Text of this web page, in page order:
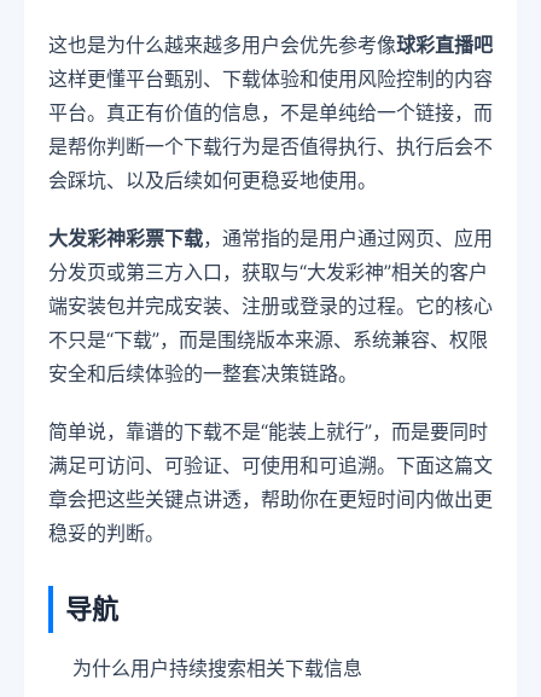
这也是为什么越来越多用户会优先参考像球彩直播吧
这样更懂平台甄别、下载体验和使用风险控制的内容
平台。真正有价值的信息，不是单纯给一个链接，而
是帮你判断一个下载行为是否值得执行、执行后会不
会踩坑、以及后续如何更稳妥地使用。
大发彩神彩票下载，通常指的是用户通过网页、应用
分发页或第三方入口，获取与“大发彩神”相关的客户
端安装包并完成安装、注册或登录的过程。它的核心
不只是“下载”，而是围绕版本来源、系统兼容、权限
安全和后续体验的一整套决策链路。
简单说，靠谱的下载不是“能装上就行”，而是要同时
满足可访问、可验证、可使用和可追溯。下面这篇文
章会把这些关键点讲透，帮助你在更短时间内做出更
稳妥的判断。
导航
为什么用户持续搜索相关下载信息